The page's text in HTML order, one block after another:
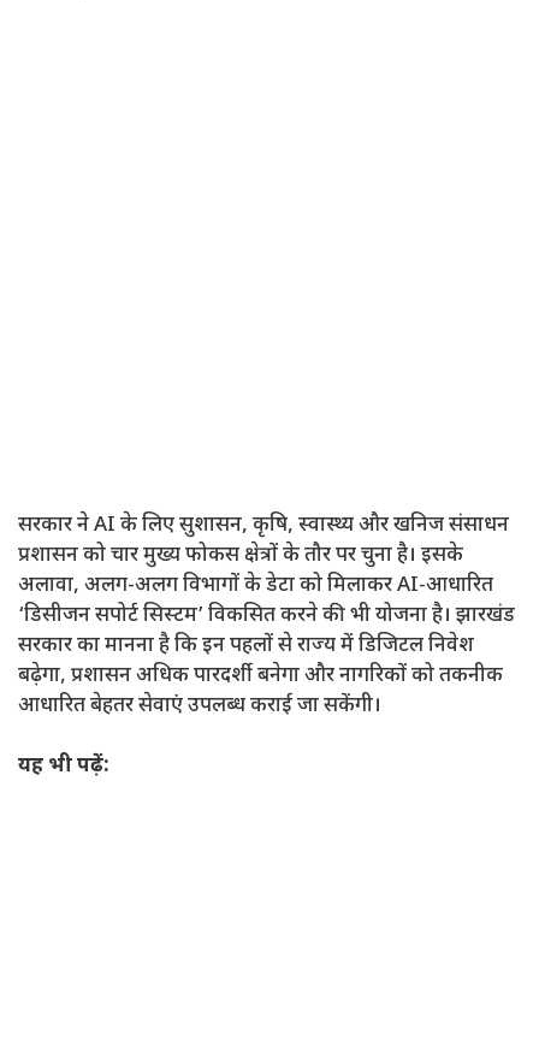
सरकार ने AI के लिए सुशासन, कृषि, स्वास्थ्य और खनिज संसाधन
प्रशासन को चार मुख्य फोकस क्षेत्रों के तौर पर चुना है। इसके
अलावा, अलग-अलग विभागों के डेटा को मिलाकर AI-आधारित
‘डिसीजन सपोर्ट सिस्टम’ विकसित करने की भी योजना है। झारखंड
सरकार का मानना है कि इन पहलों से राज्य में डिजिटल निवेश
बढ़ेगा, प्रशासन अधिक पारदर्शी बनेगा और नागरिकों को तकनीक
आधारित बेहतर सेवाएं उपलब्ध कराई जा सकेंगी।
यह भी पढ़ें: